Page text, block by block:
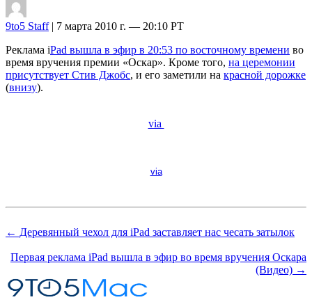
9to5 Staff| 7 марта 2010 г. — 20:10 PT
Реклама iPad вышла в эфир в 20:53 по восточному времени во
время вручения премии «Оскар». Кроме того, на церемонии
присутствует Стив Джобс, и его заметили на красной дорожке
(внизу).
via
via
← Деревянный чехол для iPad заставляет нас чесать затылок
Первая реклама iPad вышла в эфир во время вручения Оскара
(Видео) →